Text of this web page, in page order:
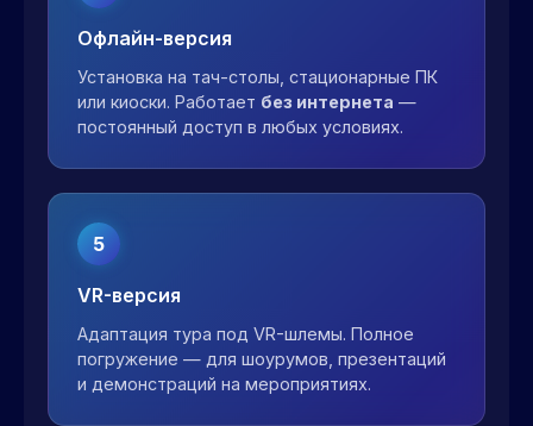
Офлайн-версия
Установка на тач-столы, стационарные ПК
или киоски. Работает без интернета —
постоянный доступ в любых условиях.
5
VR-версия
Адаптация тура под VR-шлемы. Полное
погружение — для шоурумов, презентаций
и демонстраций на мероприятиях.